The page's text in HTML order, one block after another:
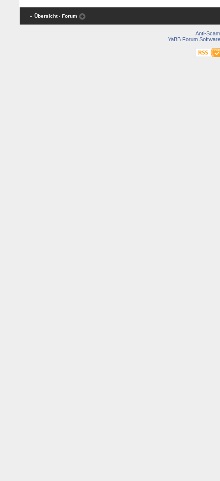
« Übersicht ‹ Forum
Anti-Scam
YaBB Forum Software